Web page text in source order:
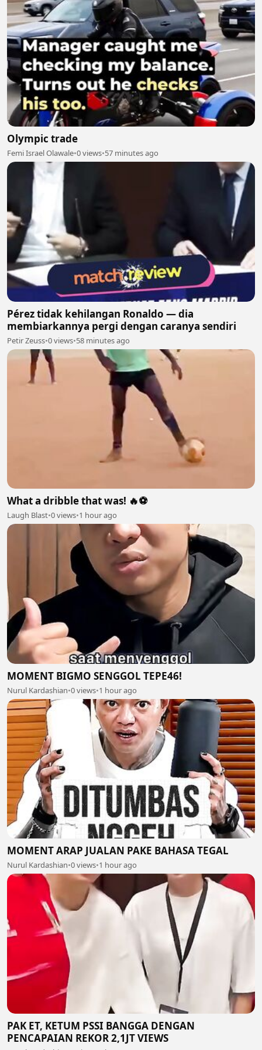
Olympic trade
Femi Israel Olawale•0 views•57 minutes ago
Pérez tidak kehilangan Ronaldo — dia
membiarkannya pergi dengan caranya sendiri
Petir Zeuss•0 views•58 minutes ago
What a dribble that was! 🔥⚽
Laugh Blast•0 views•1 hour ago
MOMENT BIGMO SENGGOL TEPE46!
Nurul Kardashian•0 views•1 hour ago
MOMENT ARAP JUALAN PAKE BAHASA TEGAL
Nurul Kardashian•0 views•1 hour ago
PAK ET, KETUM PSSI BANGGA DENGAN
PENCAPAIAN REKOR 2,1JT VIEWS